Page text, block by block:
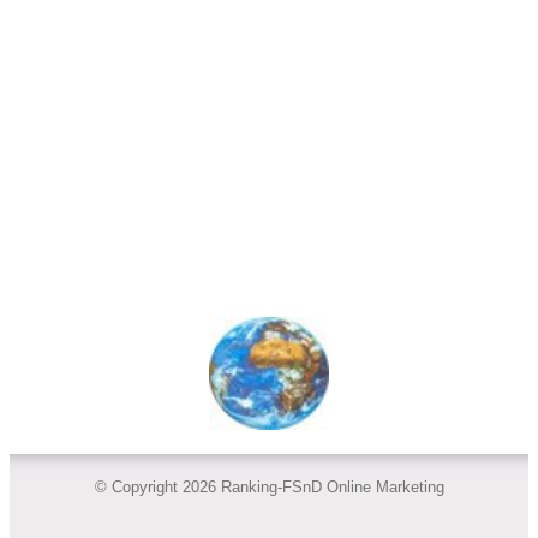
© Copyright 2026 Ranking-FSnD Online Marketing